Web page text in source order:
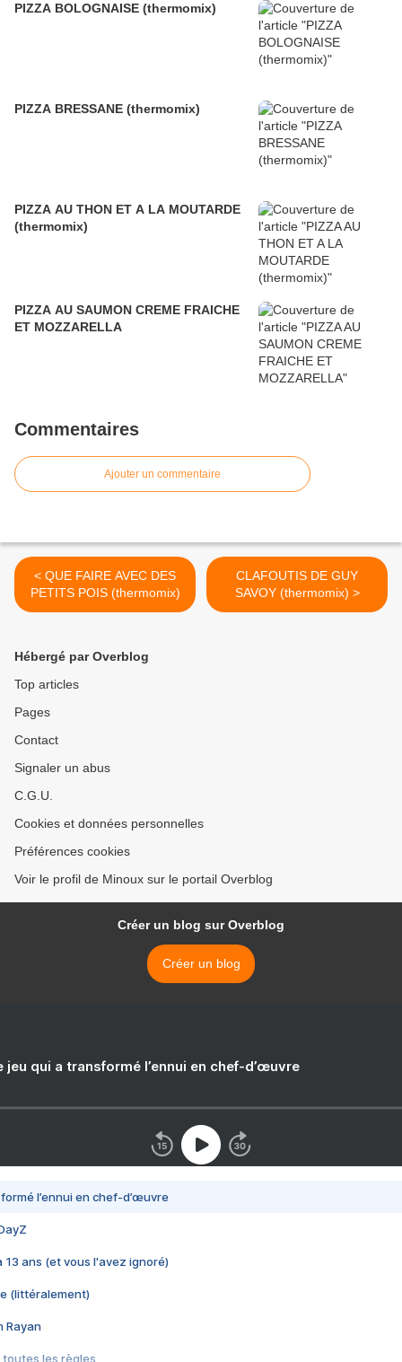
PIZZA BOLOGNAISE (thermomix)
PIZZA BRESSANE (thermomix)
PIZZA AU THON ET A LA MOUTARDE
(thermomix)
PIZZA AU SAUMON CREME FRAICHE
ET MOZZARELLA
Commentaires
Ajouter un commentaire
< QUE FAIRE AVEC DES
PETITS POIS (thermomix)
CLAFOUTIS DE GUY
SAVOY (thermomix) >
Hébergé par Overblog
Top articles
Pages
Contact
Signaler un abus
C.G.U.
Cookies et données personnelles
Préférences cookies
Voir le profil de Minoux sur le portail Overblog
Créer un blog sur Overblog
Créer un blog
jeu qui a transformé l’ennui en chef-d’œuvre
l’ennui en chef-d’œuvre
13 ans (et vous l'avez ignoré)
(littéralement)
Rayan
toutes les règles